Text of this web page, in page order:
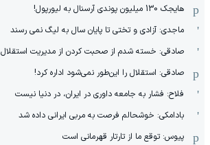
هایجک 130 میلیون پوندی آرسنال به لیورپول!
ماجدی: آزادی و تختی تا پایان سال به لیگ نمی رسند
صادقی: خسته شدم از صحبت کردن از مدیریت استقلال
صادقی: استقلال را این‌طور نمی‌شود اداره کرد!
فلاح: فشار به جامعه داوری در ایران، در دنیا نیست
بادامکی: خوشحالم فرصت به مربی ایرانی داده شد
پیوس: توقع ما از تارتار قهرمانی است